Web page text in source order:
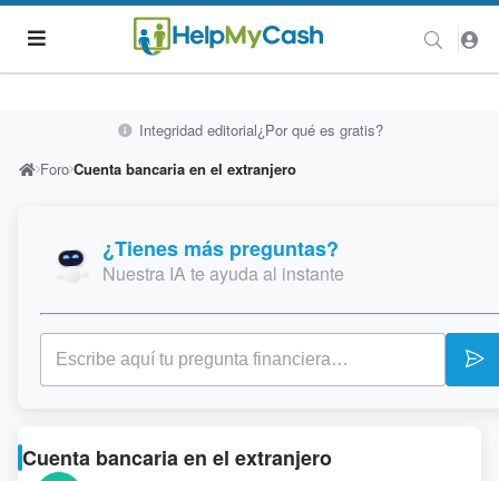
Integridad editorial¿Por qué es gratis?
Foro Cuenta bancaria en el extranjero
¿Tienes más preguntas?
Nuestra IA te ayuda al instante
Cuenta bancaria en el extranjero